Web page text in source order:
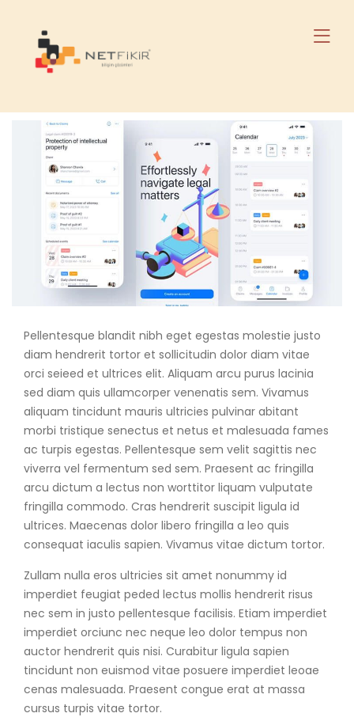
Pellentesque blandit nibh eget egestas molestie justo
diam hendrerit tortor et sollicitudin dolor diam vitae
orci seieed et ultrices elit. Aliquam arcu purus lacinia
sed diam quis ullamcorper venenatis sem. Vivamus
aliquam tincidunt mauris ultricies pulvinar abitant
morbi tristique senectus et netus et malesuada fames
ac turpis egestas. Pellentesque sem velit sagittis nec
viverra vel fermentum sed sem. Praesent ac fringilla
arcu dictum a lectus non worttitor liquam vulputate
fringilla commodo. Cras hendrerit suscipit ligula id
ultrices. Maecenas dolor libero fringilla a leo quis
consequat iaculis sapien. Vivamus vitae dictum tortor.
Zullam nulla eros ultricies sit amet nonummy id
imperdiet feugiat peded lectus mollis hendrerit risus
nec sem in justo pellentesque facilisis. Etiam imperdiet
imperdiet orciunc nec neque leo dolor tempus non
auctor hendrerit quis nisi. Curabitur ligula sapien
tincidunt non euismod vitae posuere imperdiet leoae
cenas malesuada. Praesent congue erat at massa
cursus turpis vitae tortor.